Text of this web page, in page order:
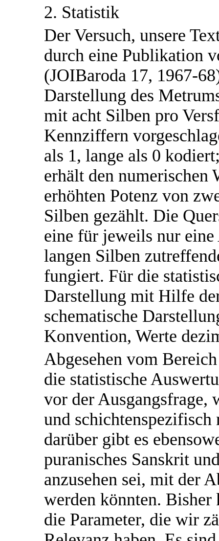
2. Statistik
Der Versuch, unsere
durch eine Publikation
(JOIBaroda 17, 1967-
Darstellung des
mit acht Silben pro
Kennziffern
als 1, lange als 0
erhält den numerischen
erhöhten Potenz von
Silben gezählt. Die
eine für jeweils nur
langen Silben
fungiert. Für die
Darstellung mit Hilfe
schematische
Konvention, Werte
Abgesehen vom
die statistische
vor der Ausgangsfrage,
und
darüber gibt es
puranisches Sanskrit
anzusehen sei, mit der
werden könnten.
die Parameter, die wir